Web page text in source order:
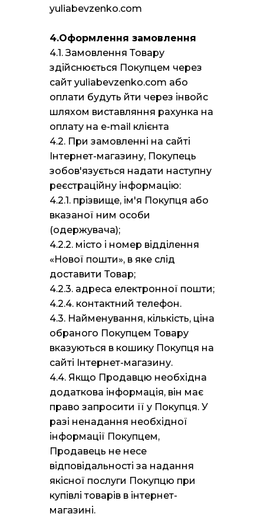
yuliabevzenko.com
4.Оформлення замовлення
4.1. Замовлення Товару
здійснюється Покупцем через
сайт yuliabevzenko.com або
оплати будуть йти через інвойс
шляхом виставляння рахунка на
оплату на e-mail клієнта
4.2. При замовленні на сайті
Інтернет-магазину, Покупець
зобов'язується надати наступну
реєстраційну інформацію:
4.2.1. прізвище, ім'я Покупця або
вказаної ним особи
(одержувача);
4.2.2. місто і номер відділення
«Нової пошти», в яке слід
доставити Товар;
4.2.3. адреса електронної пошти;
4.2.4. контактний телефон.
4.3. Найменування, кількість, ціна
обраного Покупцем Товару
вказуються в кошику Покупця на
сайті Інтернет-магазину.
4.4. Якщо Продавцю необхідна
додаткова інформація, він має
право запросити її у Покупця. У
разі ненадання необхідної
інформації Покупцем,
Продавець не несе
відповідальності за надання
якісної послуги Покупцю при
купівлі товарів в інтернет-
магазині.